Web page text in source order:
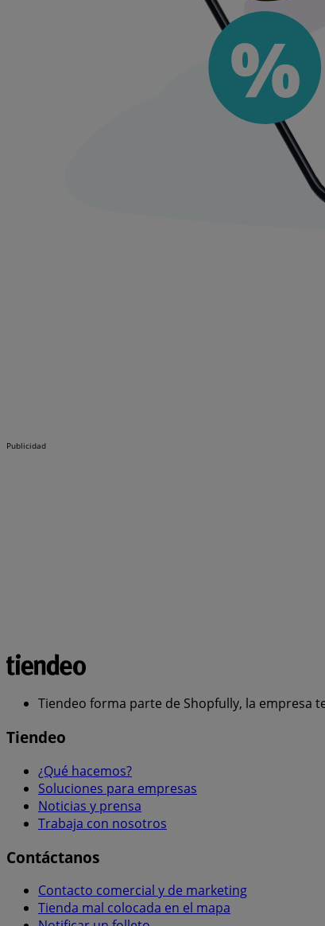
Publicidad
Tiendeo forma parte de Shopfully, la empresa
Tiendeo
¿Qué hacemos?
Soluciones para empresas
Noticias y prensa
Trabaja con nosotros
Contáctanos
Contacto comercial y de marketing
Tienda mal colocada en el mapa